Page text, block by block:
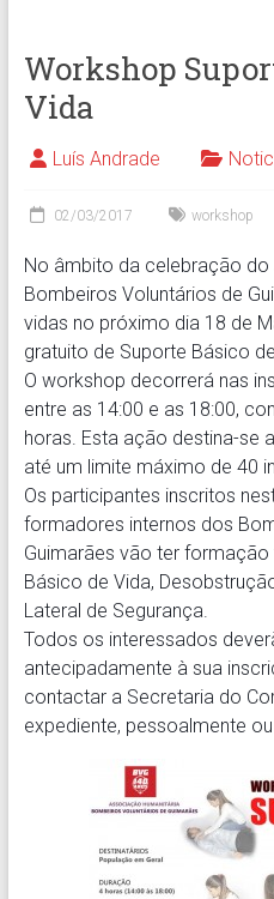
Workshop
Vida
Luís Andrade
02/03/2017 workshop
No âmbito da celebração do
Bombeiros Voluntários de
vidas no próximo dia 18 de
gratuito de Suporte Básico
O workshop decorrerá nas
entre as 14:00 e as 18:00,
horas. Esta ação destina-se
até um limite máximo de 40
Os participantes inscritos
formadores internos dos
Guimarães vão ter
Básico de Vida,
Lateral de Segurança.
Todos os interessados
antecipadamente à sua
contactar a Secretaria do
expediente, pessoalmente